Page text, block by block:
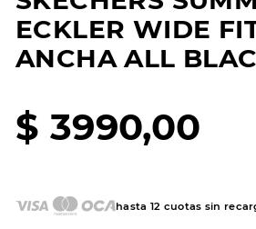
ECKLER WIDE
ANCHA ALL
$ 3990,00
hasta 12 cuotas sin
.
10 .